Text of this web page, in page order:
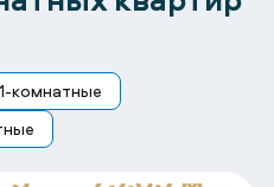
1-комнатные